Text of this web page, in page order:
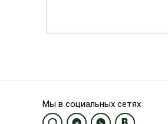
Мы в социальных сетях